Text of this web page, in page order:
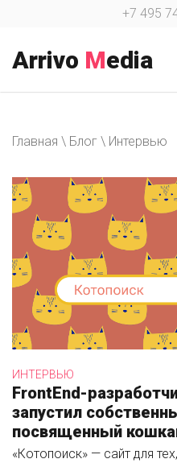
+7 495
Arrivo Media
Главная \ Блог \ Интервью
ИНТЕРВЬЮ
FrontEnd-
запустил
посвященный
«Котопоиск» — сайт для